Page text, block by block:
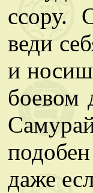
ссору.
веди
и
боевом
даже